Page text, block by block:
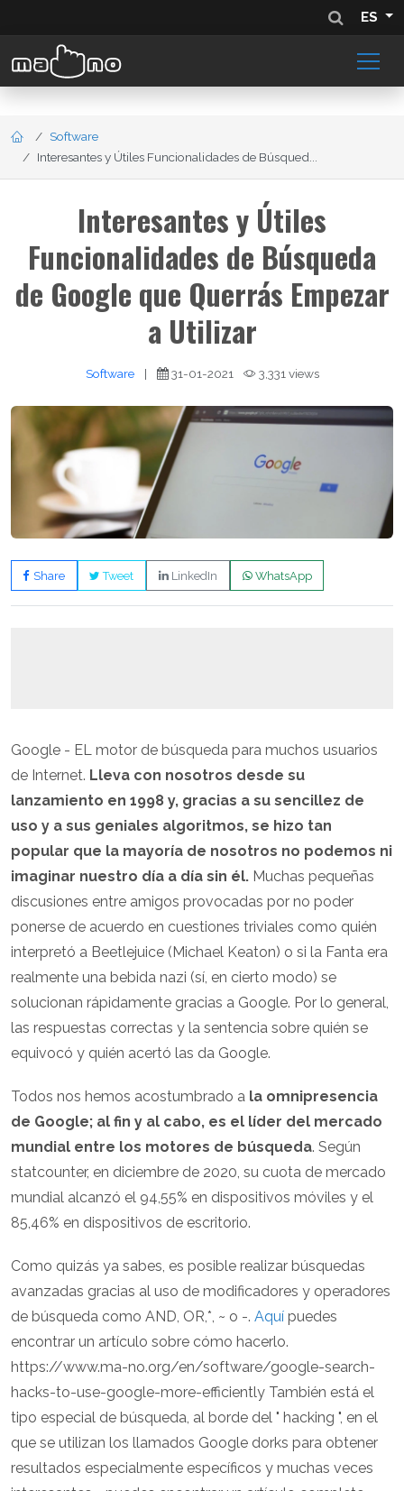
ES
Software
Interesantes y Útiles Funcionalidades de Búsqued...
Interesantes y Útiles
Funcionalidades de Búsqueda
de Google que Querrás Empezar
a Utilizar
Software | 31-01-2021 3,331 views
Share Tweet LinkedIn WhatsApp
Google - EL motor de búsqueda para muchos usuarios
de Internet. Lleva con nosotros desde su
lanzamiento en 1998 y, gracias a su sencillez de
uso y a sus geniales algoritmos, se hizo tan
popular que la mayoría de nosotros no podemos ni
imaginar nuestro día a día sin él. Muchas pequeñas
discusiones entre amigos provocadas por no poder
ponerse de acuerdo en cuestiones triviales como quién
interpretó a Beetlejuice (Michael Keaton) o si la Fanta era
realmente una bebida nazi (sí, en cierto modo) se
solucionan rápidamente gracias a Google. Por lo general,
las respuestas correctas y la sentencia sobre quién se
equivocó y quién acertó las da Google.
Todos nos hemos acostumbrado a la omnipresencia
de Google; al fin y al cabo, es el líder del mercado
mundial entre los motores de búsqueda. Según
statcounter, en diciembre de 2020, su cuota de mercado
mundial alcanzó el 94,55% en dispositivos móviles y el
85,46% en dispositivos de escritorio.
Como quizás ya sabes, es posible realizar búsquedas
avanzadas gracias al uso de modificadores y operadores
de búsqueda como AND, OR,*, ~ o -. Aquí puedes
encontrar un artículo sobre cómo hacerlo.
https://www.ma-no.org/en/software/google-search-
hacks-to-use-google-more-efficiently También está el
tipo especial de búsqueda, al borde del " hacking ", en el
que se utilizan los llamados Google dorks para obtener
resultados especialmente específicos y muchas veces